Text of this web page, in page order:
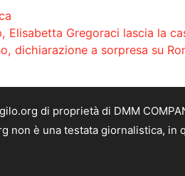
Elisabetta Gregoraci lascia la
dichiarazione a sorpresa su
di proprietà di DMM
non è una testata giornalistica,